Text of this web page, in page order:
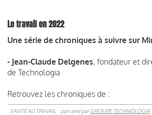
Le travail en 2022
Une série de chroniques à suivre sur
- Jean-Claude Delgenes, fondateur et
de Technologia
Retrouvez les chroniques de :
SANTÉ AU TRAVAIL parrainé parGROUPE TECHNOLOGIA